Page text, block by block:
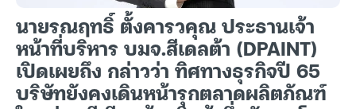
นายรณฤทธิ์ ตั้งคารวคุณ ประธานเจ้า
หน้าที่บริหาร บมจ.สีเดลต้า (DPAINT)
เปิดเผยถึง กล่าวว่า ทิศทางธุรกิจปี 65
บริษัทยังคงเดินหน้ารุกตลาดผลิตภัณฑ์